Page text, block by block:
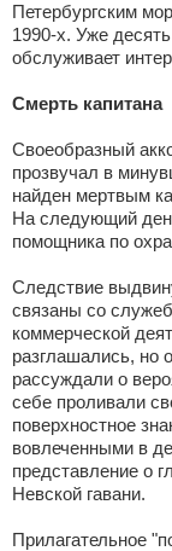
Петербургским
1990-х. Уже
обслуживает
Смерть капитана
Своеобразный
прозвучал в
найден мертвым
На следующий
помощника по
Следствие
связаны со
коммерческой
разглашались, но
рассуждали о
себе проливали
поверхностное
вовлеченными в
представление о
Невской гавани.
Прилагательное